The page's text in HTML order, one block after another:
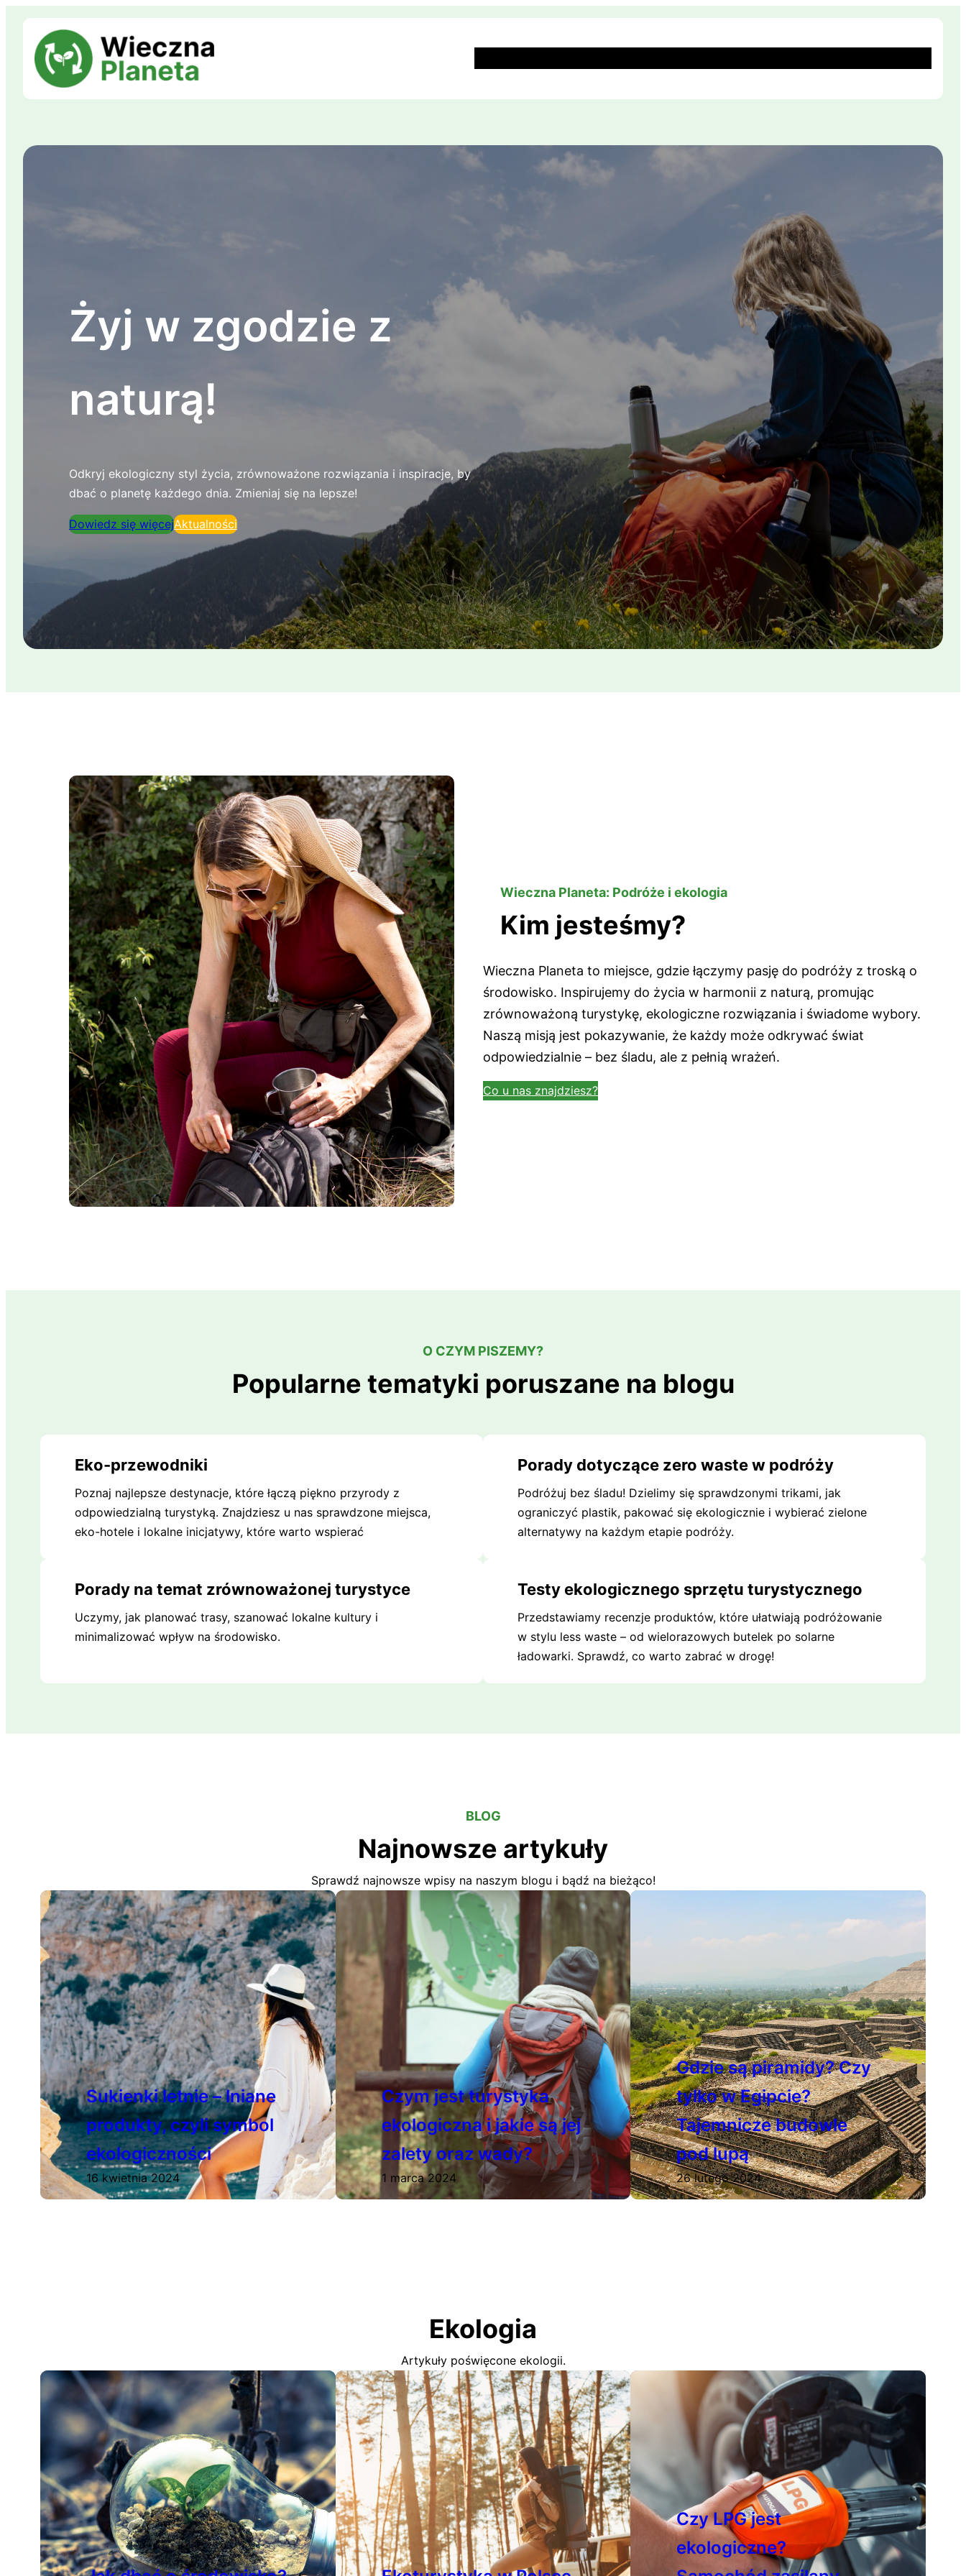
treści
Żyj w zgodzie z
naturą!
Odkryj ekologiczny styl życia, zrównoważone rozwiązania i inspiracje, by
dbać o planetę każdego dnia. Zmieniaj się na lepsze!
Dowiedz się więcejAktualności
Wieczna Planeta: Podróże i ekologia
Kim jesteśmy?
Wieczna Planeta to miejsce, gdzie łączymy pasję do podróży z troską o
środowisko. Inspirujemy do życia w harmonii z naturą, promując
zrównoważoną turystykę, ekologiczne rozwiązania i świadome wybory.
Naszą misją jest pokazywanie, że każdy może odkrywać świat
odpowiedzialnie – bez śladu, ale z pełnią wrażeń.
Co u nas znajdziesz?
O CZYM PISZEMY?
Popularne tematyki poruszane na blogu
Eko-przewodniki
Poznaj najlepsze destynacje, które łączą piękno przyrody z
odpowiedzialną turystyką. Znajdziesz u nas sprawdzone miejsca,
eko-hotele i lokalne inicjatywy, które warto wspierać
Porady dotyczące zero waste w podróży
Podróżuj bez śladu! Dzielimy się sprawdzonymi trikami, jak
ograniczyć plastik, pakować się ekologicznie i wybierać zielone
alternatywy na każdym etapie podróży.
Porady na temat zrównoważonej turystyce
Uczymy, jak planować trasy, szanować lokalne kultury i
minimalizować wpływ na środowisko.
Testy ekologicznego sprzętu turystycznego
Przedstawiamy recenzje produktów, które ułatwiają podróżowanie
w stylu less waste – od wielorazowych butelek po solarne
ładowarki. Sprawdź, co warto zabrać w drogę!
BLOG
Najnowsze artykuły
Sprawdź najnowsze wpisy na naszym blogu i bądź na bieżąco!
Sukienki letnie – lniane
produkty, czyli symbol
ekologiczności
16 kwietnia 2024
Czym jest turystyka
ekologiczna i jakie są jej
zalety oraz wady?
1 marca 2024
Gdzie są piramidy? Czy
tylko w Egipcie?
Tajemnicze budowle
pod lupą
26 lutego 2024
Ekologia
Artykuły poświęcone ekologii.
Czy LPG jest
ekologiczne?